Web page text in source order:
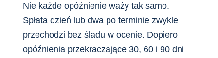
Nie każde opóźnienie waży tak samo.
Spłata dzień lub dwa po terminie zwykle
przechodzi bez śladu w ocenie. Dopiero
opóźnienia przekraczające 30, 60 i 90 dni